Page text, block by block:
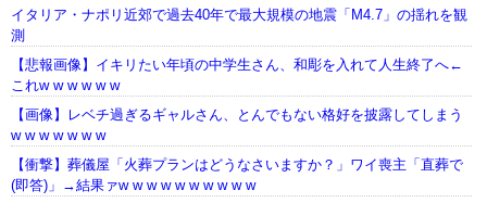
イタリア・ナポリ近郊で過去40年で最大規模の地震「M4.7」の揺れを観
測
【悲報画像】イキリたい年頃の中学生さん、和彫を入れて人生終了へ←
これw w w w w w
【画像】レベチ過ぎるギャルさん、とんでもない格好を披露してしまう
w w w w w w w
【衝撃】葬儀屋「火葬プランはどうなさいますか？」ワイ喪主「直葬で
(即答)」→結果ァw w w w w w w w w w